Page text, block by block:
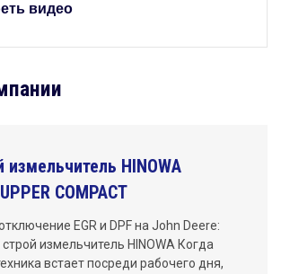
видео
измельчитель HINOWA
COMPACT
EGR и DPF на John Deere:
измельчитель HINOWA Когда
встает посреди рабочего дня,